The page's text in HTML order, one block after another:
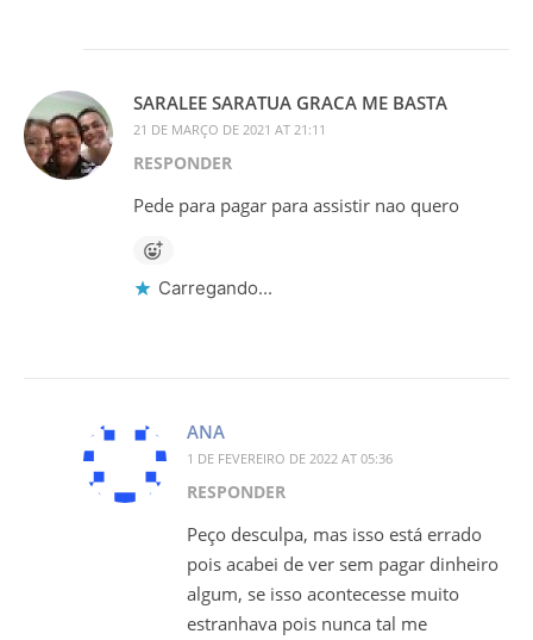
SARALEE SARATUA GRACA ME BASTA
21 DE MARÇO DE 2021 AT 21:11
RESPONDER
Pede para pagar para assistir nao quero
Carregando...
ANA
1 DE FEVEREIRO DE 2022 AT 05:36
RESPONDER
Peço desculpa, mas isso está errado
pois acabei de ver sem pagar dinheiro
algum, se isso acontecesse muito
estranhava pois nunca tal me